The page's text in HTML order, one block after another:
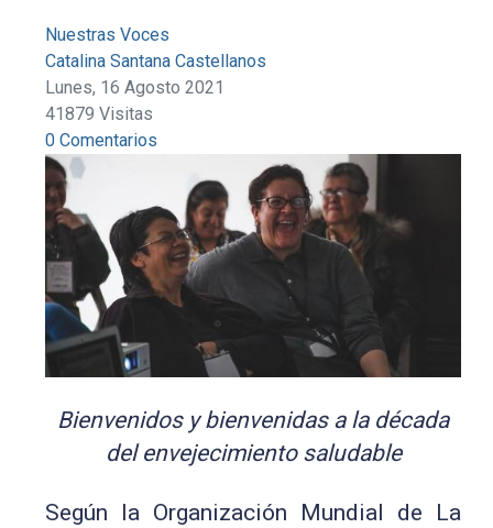
Nuestras Voces
Catalina Santana Castellanos
Lunes, 16 Agosto 2021
41879 Visitas
0 Comentarios
Bienvenidos y bienvenidas a la década
del envejecimiento saludable
Según la Organización Mundial de La